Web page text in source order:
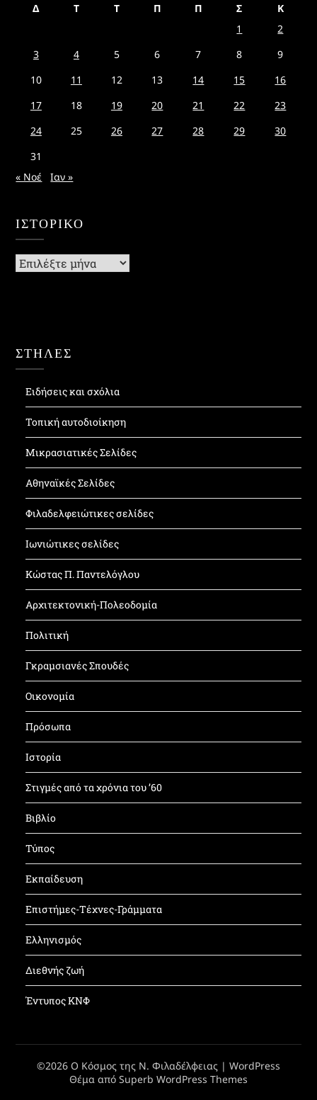
Δ Τ Τ Π Π Σ
Κ
1
2
3
4 5 6 7 8
9
10
11 12 13 14 15
16
17
18 19 20 21 22
23
24
25 26 27 28 29
30
31
« Νοέ
Ιαν »
ΙΣΤΟΡΙΚΌ
Ιστορικό
ΣΤΗΛΕΣ
Ειδήσεις και σχόλια
Τοπική αυτοδιοίκηση
Μικρασιατικές Σελίδες
Αθηναϊκές Σελίδες
Φιλαδελφειώτικες σελίδες
Ιωνιώτικες σελίδες
Κώστας Π. Παντελόγλου
Αρχιτεκτονική-Πολεοδομία
Πολιτική
Γκραμσιανές Σπουδές
Οικονομία
Πρόσωπα
Ιστορία
Στιγμές από τα χρόνια του ’60
Βιβλίο
Τύπος
Εκπαίδευση
Επιστήμες-Τέχνες-Γράμματα
Ελληνισμός
Διεθνής ζωή
Έντυπος ΚΝΦ
©2026 Ο Κόσμος της Ν. Φιλαδέλφειας | WordPress
Θέμα από Superb WordPress Themes